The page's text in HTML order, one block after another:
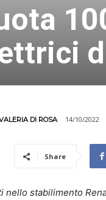
DI ROSA 14/10/2022
Share
nello stabilimento